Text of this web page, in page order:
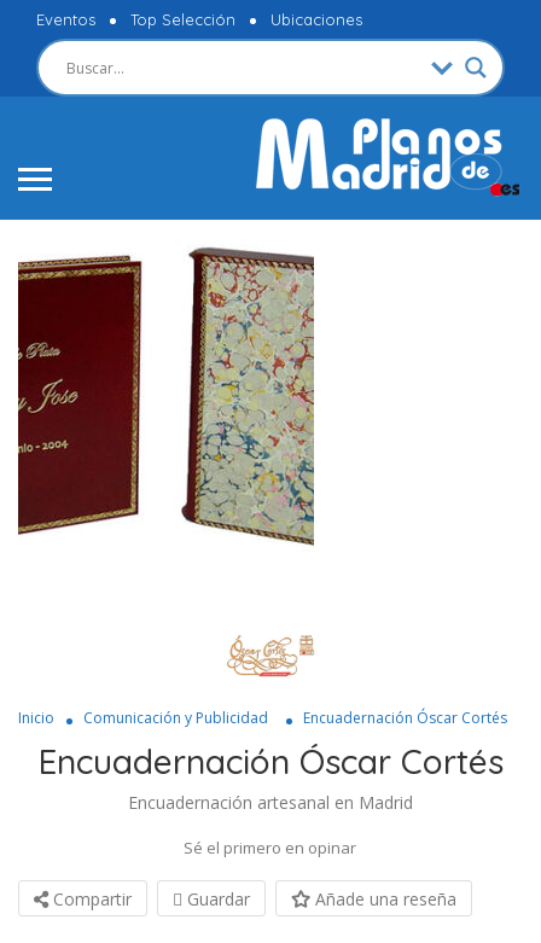
Eventos Top Selección Ubicaciones
Inicio Comunicación y Publicidad Encuadernación Óscar Cortés
Encuadernación Óscar Cortés
Encuadernación artesanal en Madrid
Sé el primero en opinar
Compartir Guardar Añade una reseña